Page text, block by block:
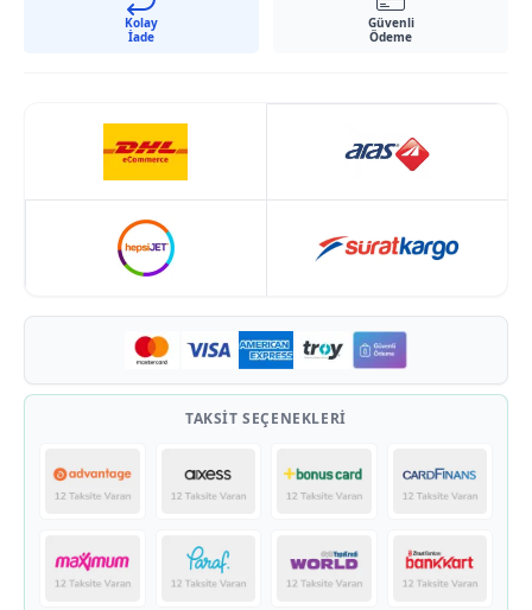
Kolay
İade
Güvenli
Ödeme
TAKSIT SEÇENEKLERI